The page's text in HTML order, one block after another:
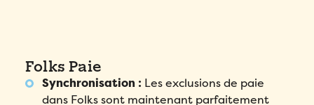
Folks Paie
Synchronisation : Les exclusions de paie
dans Folks sont maintenant parfaitement
Nom *
Prénom